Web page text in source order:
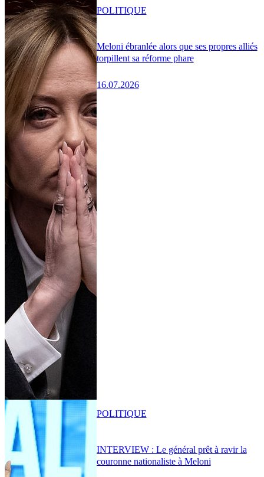
Meloni ébranlée alors que ses propres alliés
torpillent sa réforme phare
16.07.2026
POLITIQUE
INTERVIEW : Le général prêt à ravir la
couronne nationaliste à Meloni
POLITIQUE